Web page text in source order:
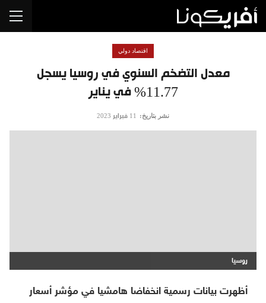
معدل التضخم السنوي في روسيا يسجل
11.77% في يناير
اقتصاد دولي
نشر بتاريخ: 11 فبراير 2023
روسيا
أظهرت بيانات رسمية انخفاضا هامشيا في مؤشر أسعار